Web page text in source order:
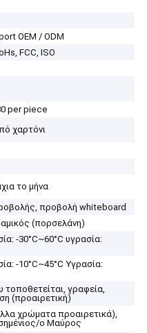
OEM / ODM
FCC, ISO
per piece
χαρτόνι
το μήνα
προβολή whiteboard
(πορσελάνη)
-30°C~60°C υγρασία:
-10°C~45°C Υγρασία:
τοποθετείται, γραφεία,
(προαιρετική)
χρώματα προαιρετικά),
ο Μαύρος